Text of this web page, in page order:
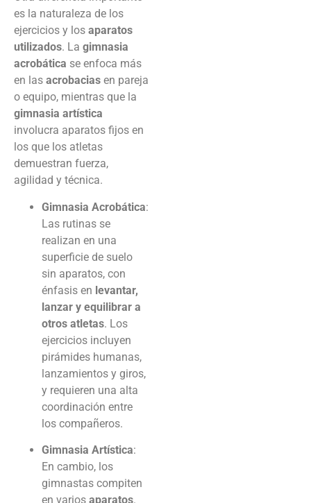
es la naturaleza de los
ejercicios y los aparatos
utilizados. La gimnasia
acrobática se enfoca más
en las acrobacias en pareja
o equipo, mientras que la
gimnasia artística
involucra aparatos fijos en
los que los atletas
demuestran fuerza,
agilidad y técnica.
Gimnasia Acrobática:
Las rutinas se
realizan en una
superficie de suelo
sin aparatos, con
énfasis en levantar,
lanzar y equilibrar a
otros atletas. Los
ejercicios incluyen
pirámides humanas,
lanzamientos y giros,
y requieren una alta
coordinación entre
los compañeros.
Gimnasia Artística:
En cambio, los
gimnastas compiten
en varios aparatos.